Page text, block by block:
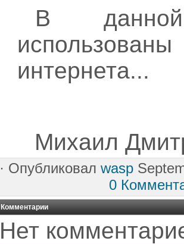
В
интернета...
Михаил
· Опубликовал wasp
0
Комментарии
Нет